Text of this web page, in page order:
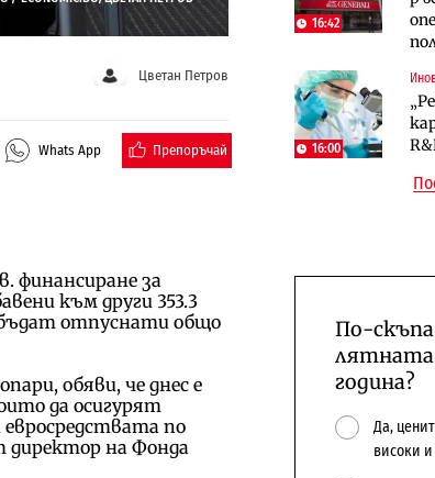
Цветан Петров
Whats App Препоръчай
финансиране за
към други 353.3
отпуснати общо
обяви, че днес е
да осигурят
по
директор на Фонда
16:42
16:00
че
10:12
По-скъпа
лятната
година?
Да,
високи